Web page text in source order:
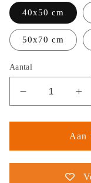
40x50 cm
50x70 cm
Aantal
Aantal
verlagen
voor
Postma
-
-
Aan